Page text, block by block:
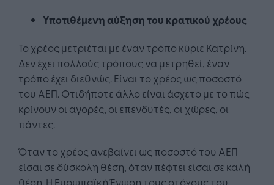
Υποτιθέμενη αύξηση του κρατικού χρέους
Το χρέος μετριέται με έναν τρόπο κύριε Κατρίνη.
Δεν έχει πολλούς τρόπους να μετρηθεί, έναν
τρόπο έχει διεθνώς. Είναι το χρέος ως ποσοστό
του ΑΕΠ. Οτιδήποτε άλλο είναι άσχετο με το πώς
κρίνουν οι αγορές, οι επενδυτές, οι χώρες, οι
πάντες.
Όταν το χρέος ανεβαίνει ως ποσοστό του ΑΕΠ
είσαι σε δύσκολη θέση, όταν πέφτει είσαι σε καλή
θέση. Η Ευρωπαϊκή Ένωση τους στόχους του